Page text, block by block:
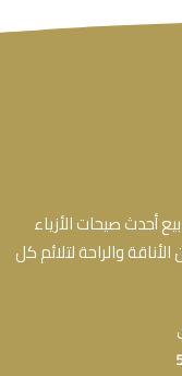
صيحات الأزياء
والراحة لتلائم كل